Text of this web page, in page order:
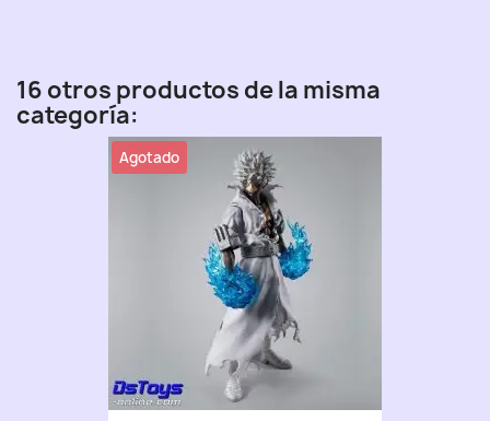
16 otros productos de la misma
categoría:
Agotado